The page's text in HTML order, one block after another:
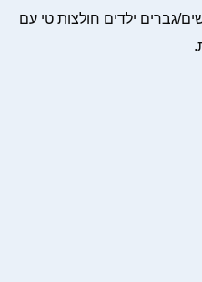
גברים ילדים חולצות טי עם